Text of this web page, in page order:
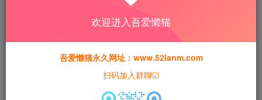
此内容为付费资源，请付费后查看
猫粮30
黄金会员猫粮15 钻石会员 免费
欢迎进入吾爱懒猫
吾爱懒猫永久网址：www.52lanm.com
扫码加入群聊☑